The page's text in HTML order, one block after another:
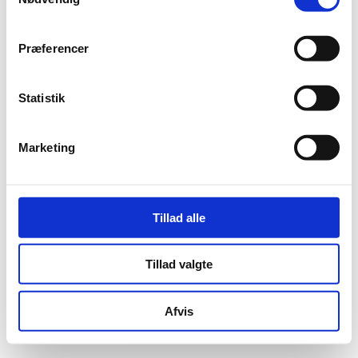
Præferencer
Statistik
Marketing
Tillad alle
Tillad valgte
Afvis